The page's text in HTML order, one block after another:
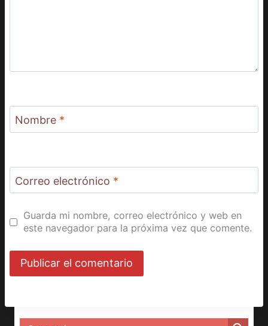
Nombre *
Correo electrónico *
Guarda mi nombre, correo electrónico y web en
este navegador para la próxima vez que comente.